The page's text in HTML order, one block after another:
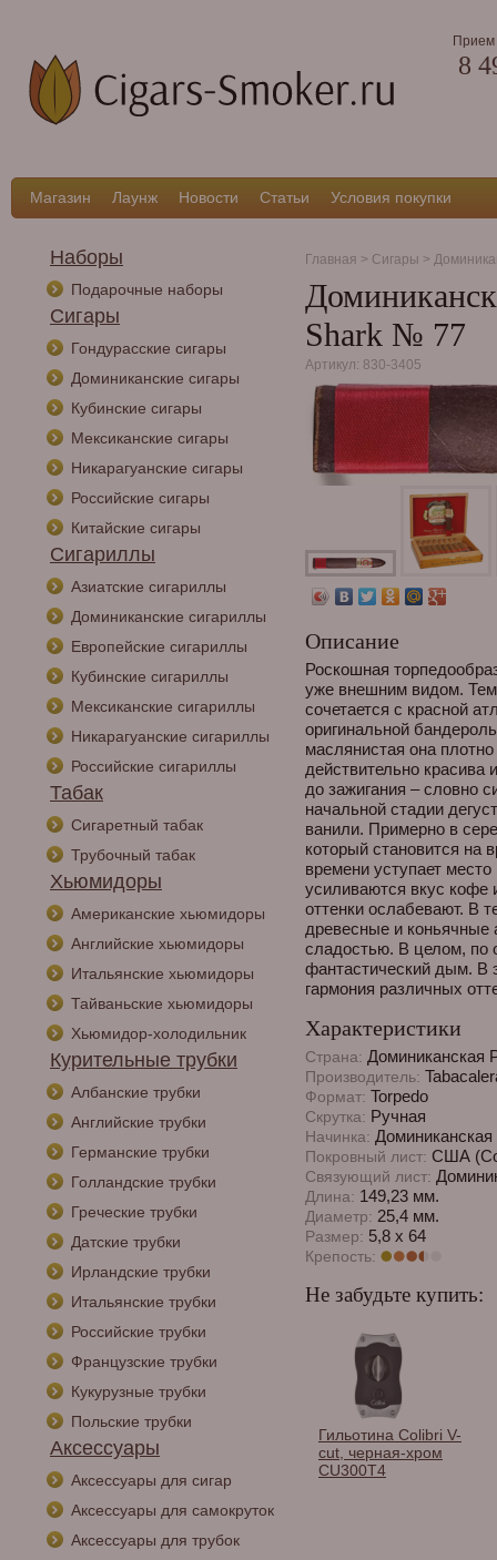
Прием
8
Магазин Лаунж Новости Статьи Условия покупки
Наборы
Подарочные наборы
Сигары
Гондурасские сигары
Доминиканские сигары
Кубинские сигары
Мексиканские сигары
Никарагуанские сигары
Российские сигары
Китайские сигары
Сигариллы
Азиатские сигариллы
Доминиканские сигариллы
Европейские сигариллы
Кубинские сигариллы
Мексиканские сигариллы
Никарагуанские сигариллы
Российские сигариллы
Табак
Сигаретный табак
Трубочный табак
Хьюмидоры
Американские хьюмидоры
Английские хьюмидоры
Итальянские хьюмидоры
Тайваньские хьюмидоры
Хьюмидор-холодильник
Курительные трубки
Албанские трубки
Английские трубки
Германские трубки
Голландские трубки
Греческие трубки
Датские трубки
Ирландские трубки
Итальянские трубки
Российские трубки
Французские трубки
Кукурузные трубки
Польские трубки
Аксессуары
Аксессуары для сигар
Аксессуары для самокруток
Аксессуары для трубок
Главная > Сигары >
Shark № 77
Артикул: 830-3405
Описание
Роскошная
уже внешним видом.
сочетается с красной
оригинальной
маслянистая она
действительно красива
до зажигания – словно
начальной стадии
ванили. Примерно в
который становится на
времени уступает
усиливаются вкус кофе
оттенки ослабевают. В
древесные и коньячные
сладостью. В целом, по
фантастический дым. В
гармония различных
Характеристики
Страна: Доминиканская
Производитель:
Формат: Torpedo
Скрутка: Ручная
Начинка:
Покровный лист: США
Связующий лист:
Длина: 149,23 мм.
Диаметр: 25,4 мм.
Размер: 5,8 x 64
Крепость:
Не забудьте купить:
Спички сигарные
Habanos в
Гильотина Colibri V-
cut, черная-хром
CU300T4